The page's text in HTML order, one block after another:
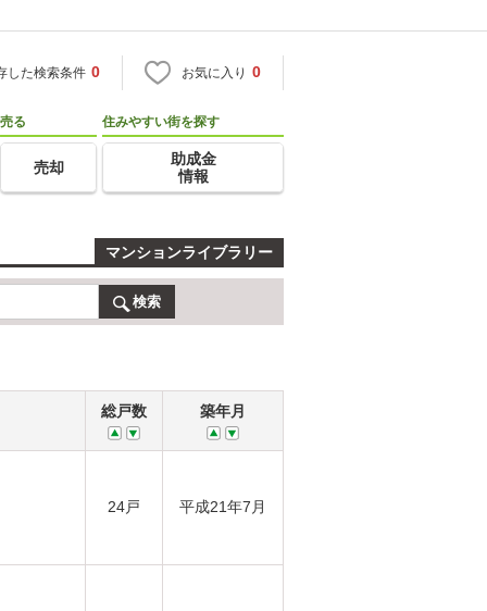
した検索条件 0 お気に入り 0
売る
売却
住みやすい街を探す
助成金
情報
マンションライブラリー
検索
総戸数 築年月
24戸 平成21年7月